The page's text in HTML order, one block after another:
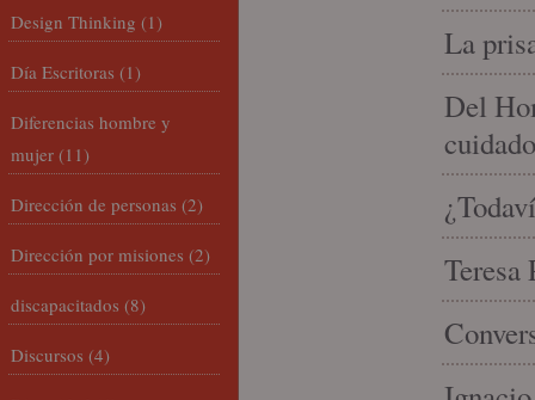
La
Del
cuidado
Teresa
Design Thinking (1)
Día Escritoras (1)
Diferencias hombre y
mujer (11)
Dirección de personas (2)
Dirección por misiones (2)
discapacitados (8)
Discursos (4)